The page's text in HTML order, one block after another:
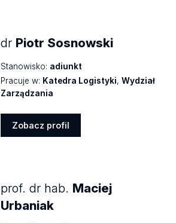
dr Piotr Sosnowski
Stanowisko: adiunkt
Pracuje w: Katedra Logistyki,Wydział
Zarządzania
Zobacz profil
prof. dr hab. Maciej
Urbaniak